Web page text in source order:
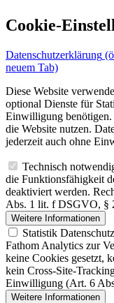
Cookie-
Datenschutzerklärung
neuem Tab)
Diese Website
optional Dienste für
Einwilligung
die Website nutzen.
jederzeit auch ohne
Technisch
die Funktionsfähigkeit
deaktiviert werden.
Abs. 1 lit. f DSGVO, §
Weitere Informationen
Statistik
Fathom Analytics zur
keine Cookies gesetzt,
kein Cross-Site-
Einwilligung (Art. 6
Weitere Informationen